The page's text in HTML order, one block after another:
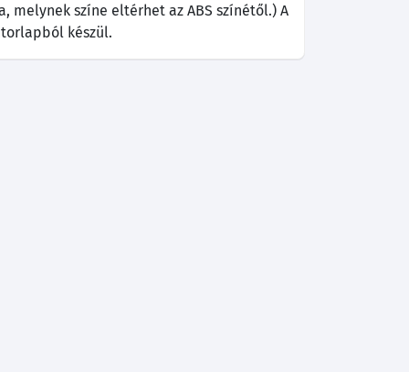
melynek színe eltérhet az ABS színétől.) A
készül.